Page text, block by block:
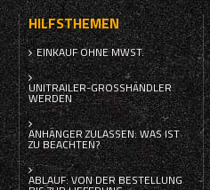
HILFSTHEMEN
EINKAUF OHNE MWST.
UNITRAILER-GROSSHÄNDLER W
ERDEN
ANHÄNGER ZULASSEN: WAS IST
ZU BEACHTEN?
ABLAUF: VON DER BESTELLUNG